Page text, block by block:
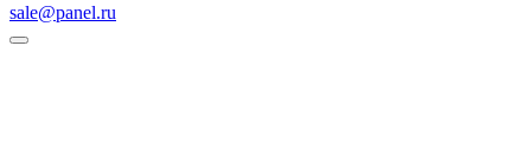
sale@panel.ru